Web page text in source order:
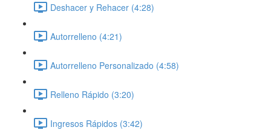
Deshacer y Rehacer (4:28)
Autorrelleno (4:21)
Autorrelleno Personalizado (4:58)
Relleno Rápido (3:20)
Ingresos Rápidos (3:42)